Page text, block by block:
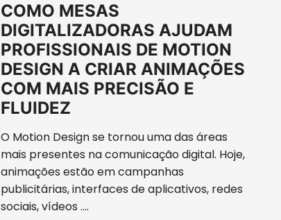
COMO MESAS
DIGITALIZADORAS AJUDAM
PROFISSIONAIS DE MOTION
DESIGN A CRIAR ANIMAÇÕES
COM MAIS PRECISÃO E
FLUIDEZ
O Motion Design se tornou uma das áreas
mais presentes na comunicação digital. Hoje,
animações estão em campanhas
publicitárias, interfaces de aplicativos, redes
sociais, vídeos ….